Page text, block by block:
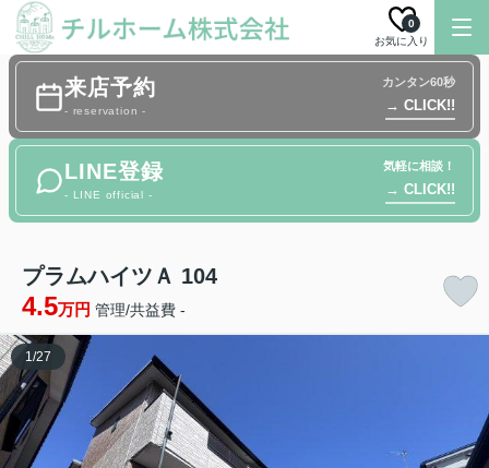
お気に入り
0
来店予約
- reservation -
カンタン60秒
→ CLICK!!
LINE登録
- LINE official -
気軽に相談！
→ CLICK!!
プラムハイツＡ 104
4.5万円 管理/共益費 -
1/27